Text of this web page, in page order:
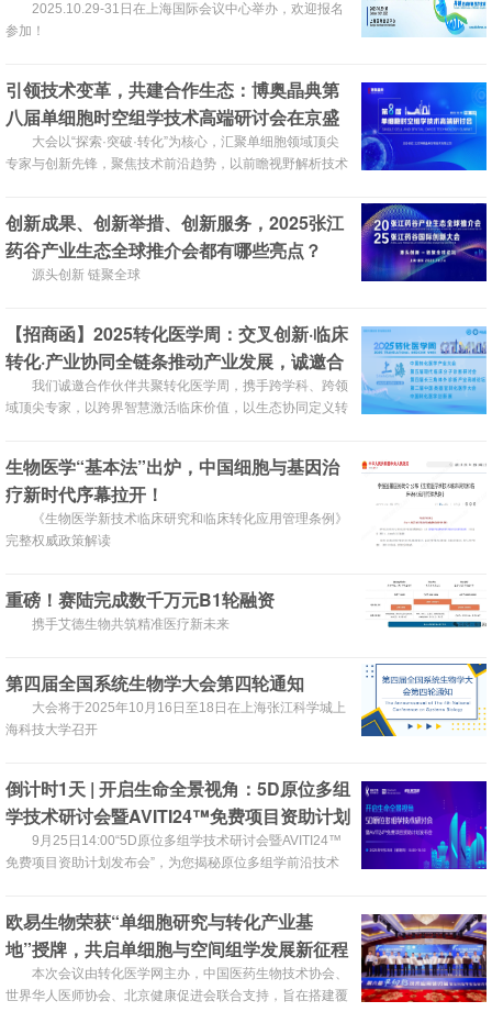
热点齐聚！
2025.10.29-31日在上海国际会议中心举办，欢迎报名
参加！
引领技术变革，共建合作生态：博奥晶典第
八届单细胞时空组学技术高端研讨会在京盛
大召开！
大会以“探索·突破·转化”为核心，汇聚单细胞领域顶尖
专家与创新先锋，聚焦技术前沿趋势，以前瞻视野解析技术
创新成果、创新举措、创新服务，2025张江
药谷产业生态全球推介会都有哪些亮点？
源头创新 链聚全球
【招商函】2025转化医学周：交叉创新·临床
转化·产业协同全链条推动产业发展，诚邀合
作伙伴参与！
我们诚邀合作伙伴共聚转化医学周，携手跨学科、跨领
域顶尖专家，以跨界智慧激活临床价值，以生态协同定义转
生物医学“基本法”出炉，中国细胞与基因治
疗新时代序幕拉开！
《生物医学新技术临床研究和临床转化应用管理条例》
完整权威政策解读
重磅！赛陆完成数千万元B1轮融资
携手艾德生物共筑精准医疗新未来
第四届全国系统生物学大会第四轮通知
大会将于2025年10月16日至18日在上海张江科学城上
海科技大学召开
倒计时1天 | 开启生命全景视角：5D原位多组
学技术研讨会暨AVITI24™免费项目资助计划
发布会
9月25日14:00“5D原位多组学技术研讨会暨AVITI24™
免费项目资助计划发布会”，为您揭秘原位多组学前沿技术
欧易生物荣获“单细胞研究与转化产业基
地”授牌，共启单细胞与空间组学发展新征程
本次会议由转化医学网主办，中国医药生物技术协会、
世界华人医师协会、北京健康促进会联合支持，旨在搭建覆